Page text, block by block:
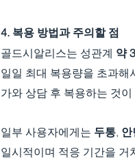
4. 복용 방법과 주의할 점
골드시알리스는 성관계 약
일일 최대 복용량을 초과해
가와 상담 후 복용하는 것
일부 사용자에게는 두통,
일시적이며 적응 기간을